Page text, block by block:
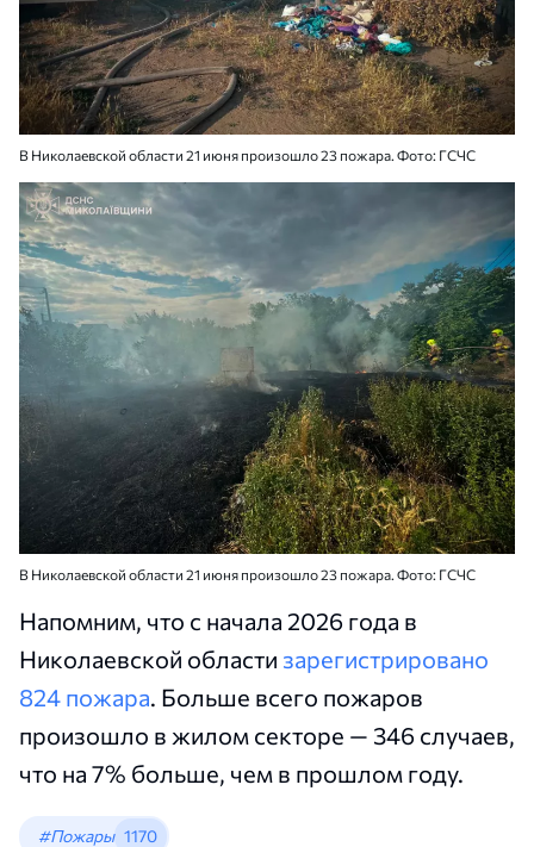
В Николаевской области 21 июня произошло 23 пожара. Фото: ГСЧС
В Николаевской области 21 июня произошло 23 пожара. Фото: ГСЧС
Напомним, что с начала 2026 года в
Николаевской области зарегистрировано
824 пожара. Больше всего пожаров
произошло в жилом секторе — 346 случаев,
что на 7% больше, чем в прошлом году.
#Пожары 1170